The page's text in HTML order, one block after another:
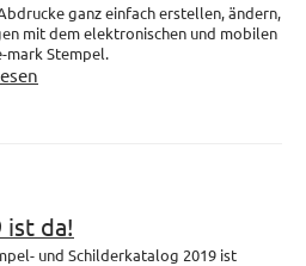
ganz einfach erstellen, ändern,
mit dem elektronischen und mobilen
mark Stempel.
ist da!
und Schilderkatalog 2019 ist